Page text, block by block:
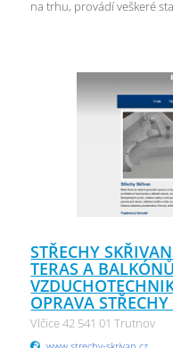
na trhu, provádí veškeré
STŘECHY
TERAS A
OPRAVA
Vlčice 42 541 01 Trutnov